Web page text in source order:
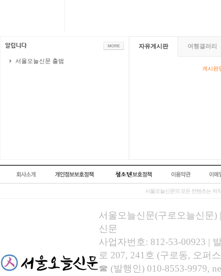
서울오늘신문 출범
자유게시판 여행갤러리
게시판
서울오늘신문의 모든 컨텐츠는 저
서울오늘신문(구로오늘신문)
신문
사업자번호: 812-53-00923 |
로 207, 241호 (구로동, 오퍼
☎ (발행인) 010-8553-9979,